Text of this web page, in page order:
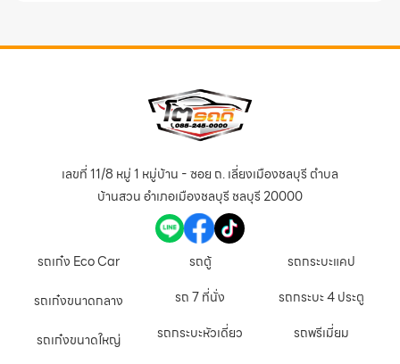
เลขที่ 11/8 หมู่ 1 หมู่บ้าน - ซอย ถ. เลี่ยงเมืองชลบุรี ตำบล
บ้านสวน อำเภอเมืองชลบุรี ชลบุรี 20000
รถเก๋ง Eco Car
รถเก๋งขนาดกลาง
รถเก๋งขนาดใหญ่
รถตู้
รถ 7 ที่นั่ง
รถกระบะหัวเดี่ยว
รถกระบะแคป
รถกระบะ 4 ประตู
รถพรีเมี่ยม